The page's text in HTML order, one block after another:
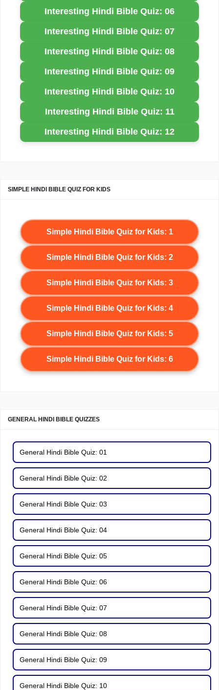
Interesting Hindi Bible Quiz: 06
Interesting Hindi Bible Quiz: 07
Interesting Hindi Bible Quiz: 08
Interesting Hindi Bible Quiz: 09
Interesting Hindi Bible Quiz: 10
Interesting Hindi Bible Quiz: 11
Interesting Hindi Bible Quiz: 12
SIMPLE HINDI BIBLE QUIZ FOR KIDS
Simple Hindi Bible Quiz for Kids: 1
Simple Hindi Bible Quiz for Kids: 2
Simple Hindi Bible Quiz for Kids: 3
Simple Hindi Bible Quiz for Kids: 4
Simple Hindi Bible Quiz for Kids: 5
Simple Hindi Bible Quiz for Kids: 6
GENERAL HINDI BIBLE QUIZZES
General Hindi Bible Quiz: 01
General Hindi Bible Quiz: 02
General Hindi Bible Quiz: 03
General Hindi Bible Quiz: 04
General Hindi Bible Quiz: 05
General Hindi Bible Quiz: 06
General Hindi Bible Quiz: 07
General Hindi Bible Quiz: 08
General Hindi Bible Quiz: 09
General Hindi Bible Quiz: 10